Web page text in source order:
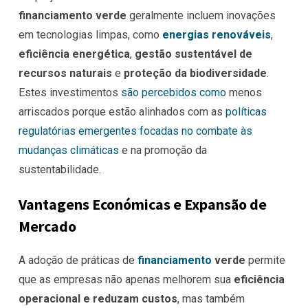
financiamento verde geralmente incluem inovações
em tecnologias limpas, como energias renováveis,
eficiência energética, gestão sustentável de
recursos naturais e proteção da biodiversidade.
Estes investimentos são percebidos como menos
arriscados porque estão alinhados com as políticas
regulatórias emergentes focadas no combate às
mudanças climáticas e na promoção da
sustentabilidade.
Vantagens Económicas e Expansão de
Mercado
A adoção de práticas de financiamento verde permite
que as empresas não apenas melhorem sua eficiência
operacional e reduzam custos, mas também